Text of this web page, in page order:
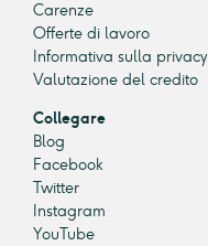
Carenze
Offerte di lavoro
Informativa sulla privacy
Valutazione del credito
Collegare
Blog
Facebook
Twitter
Instagram
YouTube